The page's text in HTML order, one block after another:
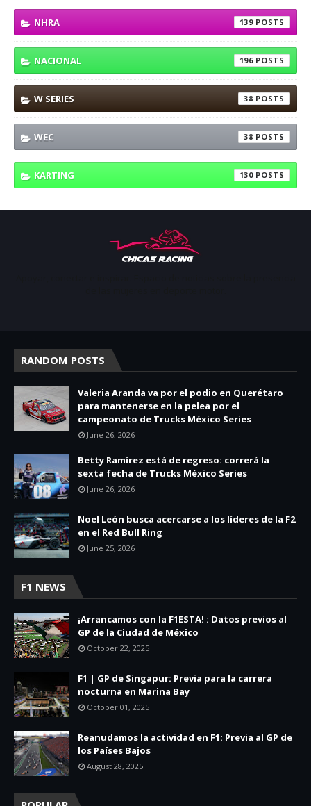
NHRA 139
NACIONAL 196
W SERIES 38
WEC 38
KARTING 130
RANDOM POSTS
Valeria Aranda va por el podio en Querétaro
para mantenerse en la pelea por el
campeonato de Trucks México Series
June 26, 2026
Betty Ramírez está de regreso: correrá la
sexta fecha de Trucks México Series
June 26, 2026
Noel León busca acercarse a los líderes de la F2
en el Red Bull Ring
June 25, 2026
F1 NEWS
¡Arrancamos con la F1ESTA! : Datos previos al
GP de la Ciudad de México
October 22, 2025
F1 | GP de Singapur: Previa para la carrera
nocturna en Marina Bay
October 01, 2025
Reanudamos la actividad en F1: Previa al GP de
los Países Bajos
August 28, 2025